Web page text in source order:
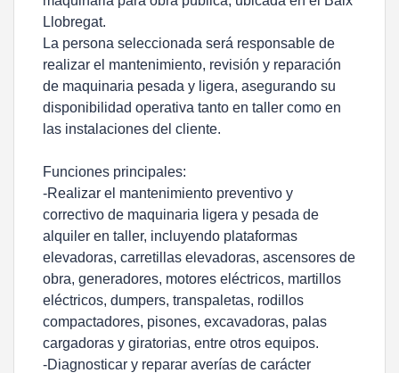
Llobregat.
La persona seleccionada será responsable de
realizar el mantenimiento, revisión y reparación
de maquinaria pesada y ligera, asegurando su
disponibilidad operativa tanto en taller como en
las instalaciones del cliente.
Funciones principales:
-Realizar el mantenimiento preventivo y
correctivo de maquinaria ligera y pesada de
alquiler en taller, incluyendo plataformas
elevadoras, carretillas elevadoras, ascensores de
obra, generadores, motores eléctricos, martillos
eléctricos, dumpers, transpaletas, rodillos
compactadores, pisones, excavadoras, palas
cargadoras y giratorias, entre otros equipos.
-Diagnosticar y reparar averías de carácter